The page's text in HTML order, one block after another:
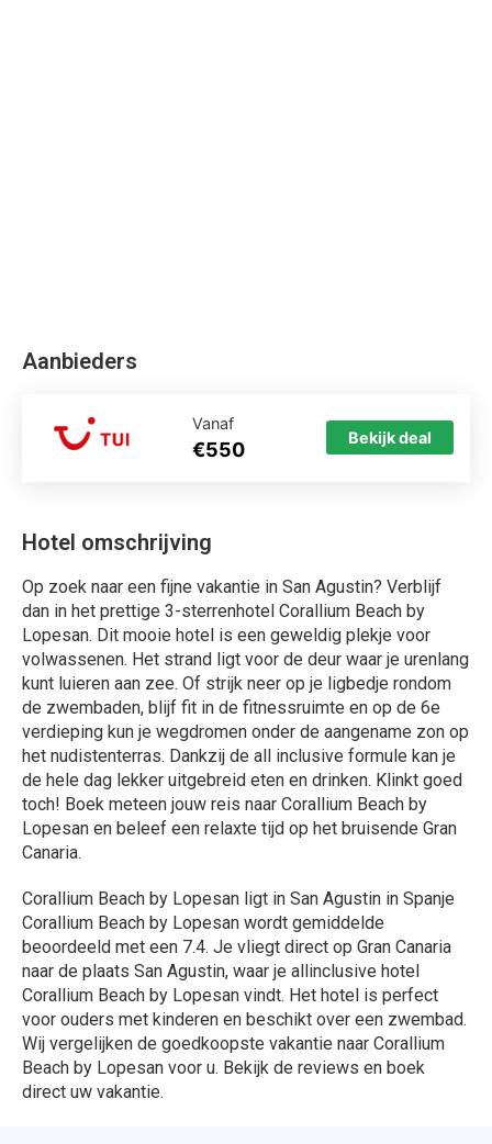
Hotel omschrijving
Op zoek naar een fijne vakantie in San Agustin? Verblijf
dan in het prettige 3-sterrenhotel Corallium Beach by
Lopesan. Dit mooie hotel is een geweldig plekje voor
volwassenen. Het strand ligt voor de deur waar je urenlang
kunt luieren aan zee. Of strijk neer op je ligbedje rondom
de zwembaden, blijf fit in de fitnessruimte en op de 6e
verdieping kun je wegdromen onder de aangename zon op
het nudistenterras. Dankzij de all inclusive formule kan je
de hele dag lekker uitgebreid eten en drinken. Klinkt goed
toch! Boek meteen jouw reis naar Corallium Beach by
Lopesan en beleef een relaxte tijd op het bruisende Gran
Canaria.
Corallium Beach by Lopesan ligt in San Agustin in Spanje
Corallium Beach by Lopesan wordt gemiddelde
beoordeeld met een 7.4. Je vliegt direct op Gran Canaria
naar de plaats San Agustin, waar je allinclusive hotel
Corallium Beach by Lopesan vindt. Het hotel is perfect
voor ouders met kinderen en beschikt over een zwembad.
Wij vergelijken de goedkoopste vakantie naar Corallium
Beach by Lopesan voor u. Bekijk de reviews en boek
direct uw vakantie.
Aanbieders
Vanaf
€550 Bekijk deal